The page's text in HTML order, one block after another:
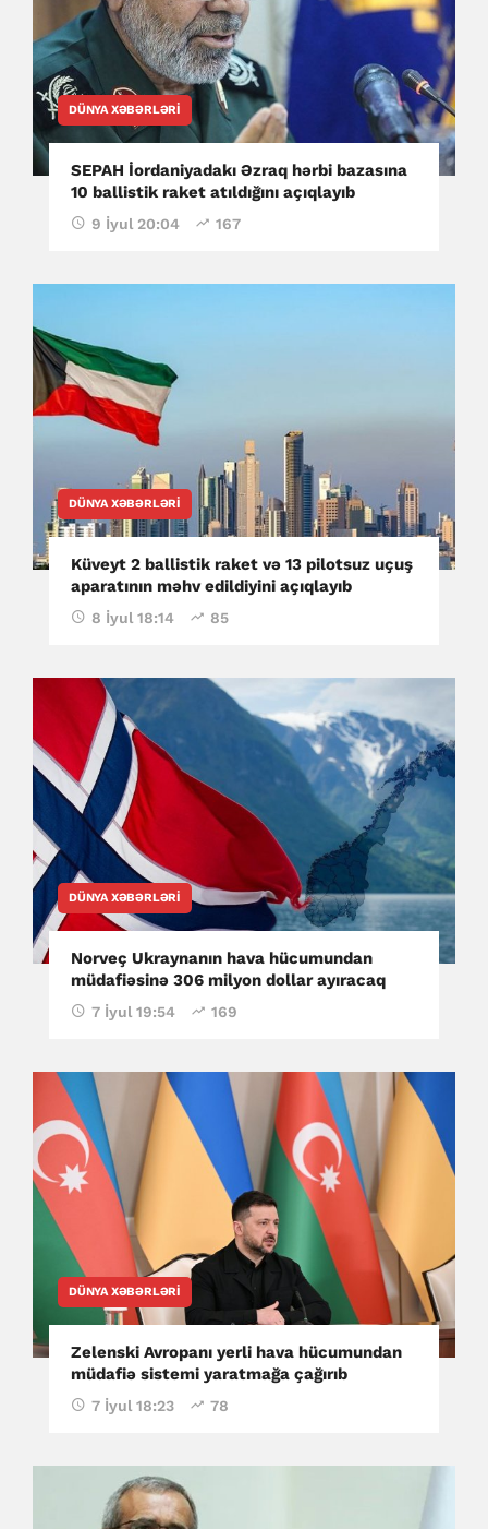
DÜNYA XƏBƏRLƏRI
SEPAH İordaniyadakı Əzraq hərbi bazasına
10 ballistik raket atıldığını açıqlayıb
9 İyul 20:04 167
DÜNYA XƏBƏRLƏRI
Küveyt 2 ballistik raket və 13 pilotsuz uçuş
aparatının məhv edildiyini açıqlayıb
8 İyul 18:14 85
DÜNYA XƏBƏRLƏRI
Norveç Ukraynanın hava hücumundan
müdafiəsinə 306 milyon dollar ayıracaq
7 İyul 19:54 169
DÜNYA XƏBƏRLƏRI
Zelenski Avropanı yerli hava hücumundan
müdafiə sistemi yaratmağa çağırıb
7 İyul 18:23 78